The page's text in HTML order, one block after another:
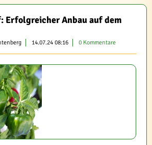
Erfolgreicher Anbau auf dem
14.07.24 08:16 0 Kommentare